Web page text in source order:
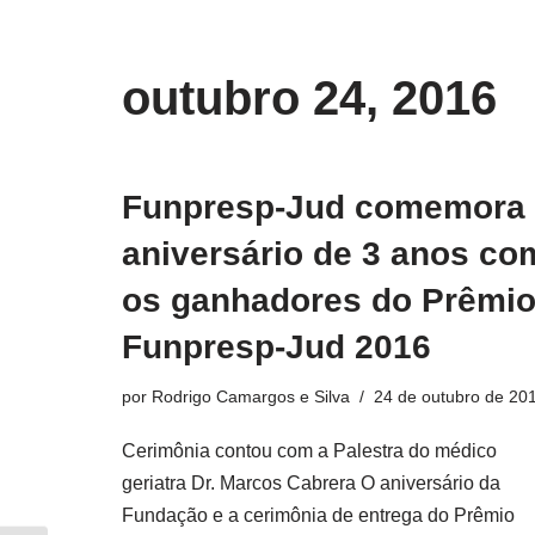
outubro 24, 2016
Funpresp-Jud comemora
aniversário de 3 anos
os ganhadores do Prêmio
Funpresp-Jud 2016
por Rodrigo Camargos e Silva 24 de outubro de
Cerimônia contou com a Palestra do médico
geriatra Dr. Marcos Cabrera O aniversário da
Fundação e a cerimônia de entrega do Prêmio